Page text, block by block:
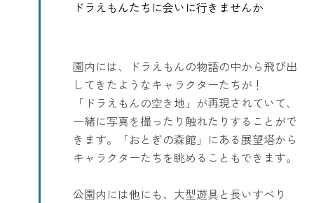
園内には、ドラえもんの物語の中から飛び出
してきたようなキャラクターたちが！
「ドラえもんの空き地」が再現されていて、
一緒に写真を撮ったり触れたりすることがで
きます。「おとぎの森館」にある展望塔から
キャラクターたちを眺めることもできます。
公園内には他にも、大型遊具と長いすべり